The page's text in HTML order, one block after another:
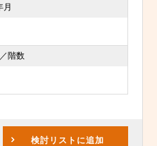
月
階数
検討リスト に追加